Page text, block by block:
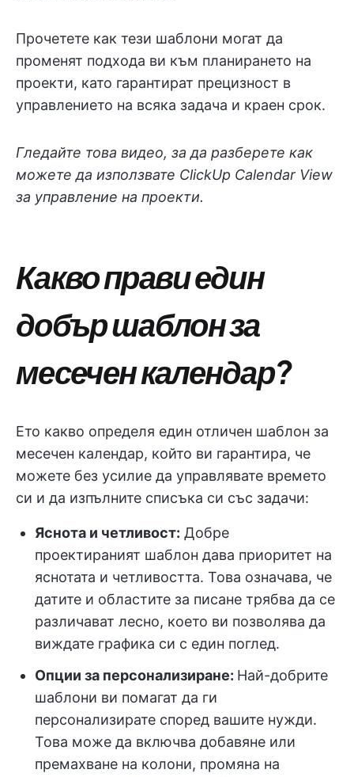
Прочетете как тези шаблони могат да
променят подхода ви към планирането на
проекти, като гарантират прецизност в
управлението на всяка задача и краен срок.
Гледайте това видео, за да разберете как
можете да използвате ClickUp Calendar View
за управление на проекти.
Какво прави един
добър шаблон за
месечен календар?
Ето какво определя един отличен шаблон за
месечен календар, който ви гарантира, че
можете без усилие да управлявате времето
си и да изпълните списъка си със задачи:
Яснота и четливост: Добре
проектираният шаблон дава приоритет на
яснотата и четливостта. Това означава, че
датите и областите за писане трябва да се
различават лесно, което ви позволява да
виждате графика си с един поглед.
Опции за персонализиране: Най-добрите
шаблони ви помагат да ги
персонализирате според вашите нужди.
Това може да включва добавяне или
премахване на колони, промяна на